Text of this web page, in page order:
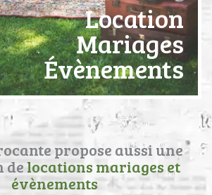
Location
Mariages
Évènements
propose aussi une
de locations mariages et
évènements